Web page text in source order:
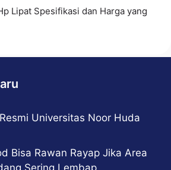
Lipat Spesifikasi dan Harga yang
Universitas Noor Huda
Bisa Rawan Rayap Jika Area
Sering Lembap